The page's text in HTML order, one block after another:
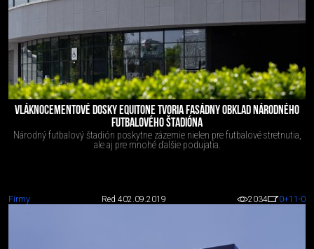
VLÁKNOCEMENTOVÉ DOSKY EQUITONE TVORIA FASÁDNY OBKLAD NÁRODNÉHO
FUTBALOVÉHO ŠTADIÓNA
Národný futbalový štadión poskytne zázemie nielen pre futbalové stretnutia,
ale aj pre mnohé ďalšie podujatia.
Firmy Red 402.09.2019 2034 0+11 -0